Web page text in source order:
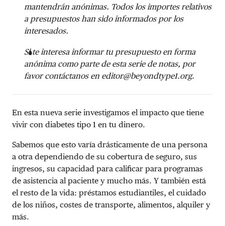
mantendrán anónimas. Todos los importes relativos
a presupuestos han sido informados por los
interesados.
Si te interesa informar tu presupuesto en forma
anónima como parte de esta serie de notas, por
favor contáctanos en editor@beyondtype1.org.
En esta nueva serie investigamos el impacto que tiene
vivir con diabetes tipo 1 en tu dinero.
Sabemos que esto varía drásticamente de una persona
a otra dependiendo de su cobertura de seguro, sus
ingresos, su capacidad para calificar para programas
de asistencia al paciente y mucho más. Y también está
el resto de la vida: préstamos estudiantiles, el cuidado
de los niños, costes de transporte, alimentos, alquiler y
más.